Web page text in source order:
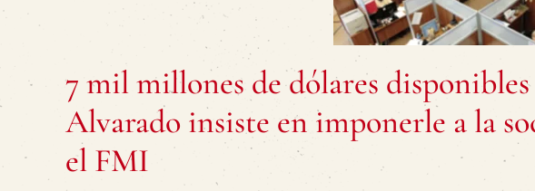
7 mil millones de dólares
Alvarado insiste en imponerle a la
el FMI